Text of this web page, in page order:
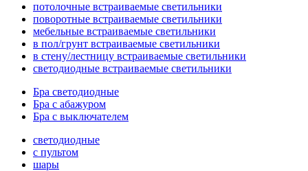
потолочные встраиваемые светильники
поворотные встраиваемые светильники
мебельные встраиваемые светильники
в пол/грунт встраиваемые светильники
в стену/лестницу встраиваемые светильники
светодиодные встраиваемые светильники
Бра светодиодные
Бра с абажуром
Бра с выключателем
светодиодные
с пультом
шары